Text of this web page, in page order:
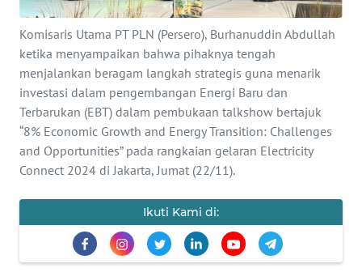
Komisaris Utama PT PLN (Persero), Burhanuddin Abdullah
ketika menyampaikan bahwa pihaknya tengah
menjalankan beragam langkah strategis guna menarik
investasi dalam pengembangan Energi Baru dan
Terbarukan (EBT) dalam pembukaan talkshow bertajuk
“8% Economic Growth and Energy Transition: Challenges
and Opportunities” pada rangkaian gelaran Electricity
Connect 2024 di Jakarta, Jumat (22/11).
Ikuti Kami di:
IKLAN
TENTANG
KAMI
PEDOMAN
MEDIA
SIBER
KARIR